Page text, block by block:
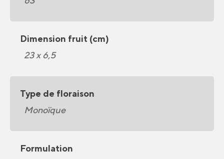
Dimension fruit (cm)
23 x 6,5
Type de floraison
Monoïque
Formulation